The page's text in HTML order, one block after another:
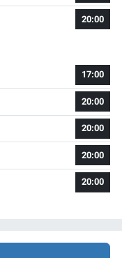
20:00
17:00
20:00
20:00
20:00
20:00